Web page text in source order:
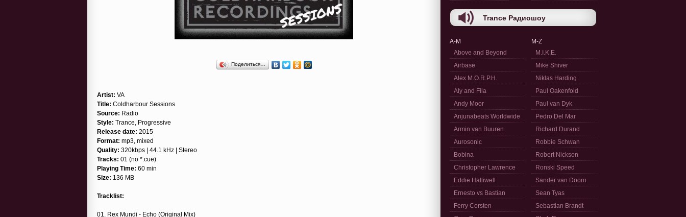
Поделиться…
Artist: VA
Title: Coldharbour Sessions
Source: Radio
Style: Trance, Progressive
Release date: 2015
Format: mp3, mixed
Quality: 320kbps | 44.1 kHz | Stereo
Tracks: 01 (no *.cue)
Playing Time: 60 min
Size: 136 MB
Tracklist:
01. Rex Mundi - Echo (Original Mix)
Trance Радиошоу
A-M
Above and Beyond
Airbase
Alex M.O.R.P.H.
Aly and Fila
Andy Moor
Anjunabeats Worldwide
Armin van Buuren
Aurosonic
Bobina
Christopher Lawrence
Eddie Halliwell
Ernesto vs Bastian
Ferry Corsten
M-Z
M.I.K.E.
Mike Shiver
Niklas Harding
Paul Oakenfold
Paul van Dyk
Pedro Del Mar
Richard Durand
Robbie Schwan
Robert Nickson
Ronski Speed
Sander van Doorn
Sean Tyas
Sebastian Brandt